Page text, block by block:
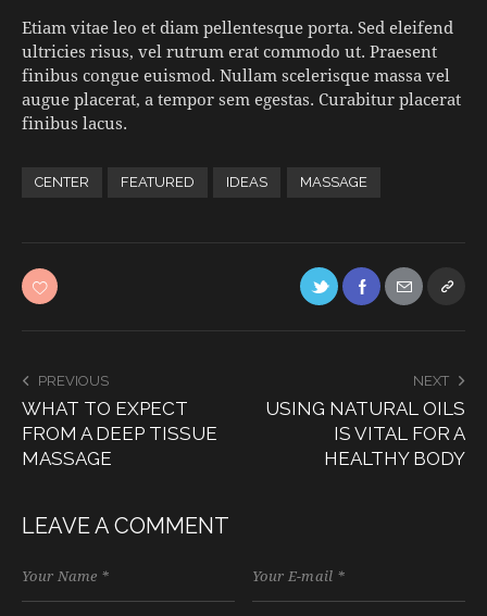
Etiam vitae leo et diam pellentesque porta. Sed eleifend
ultricies risus, vel rutrum erat commodo ut. Praesent
finibus congue euismod. Nullam scelerisque massa vel
augue placerat, a tempor sem egestas. Curabitur placerat
finibus lacus.
CENTER FEATURED IDEAS MASSAGE
PREVIOUS
WHAT TO EXPECT
FROM A DEEP TISSUE
MASSAGE
NEXT
USING NATURAL OILS
IS VITAL FOR A
HEALTHY BODY
LEAVE A COMMENT